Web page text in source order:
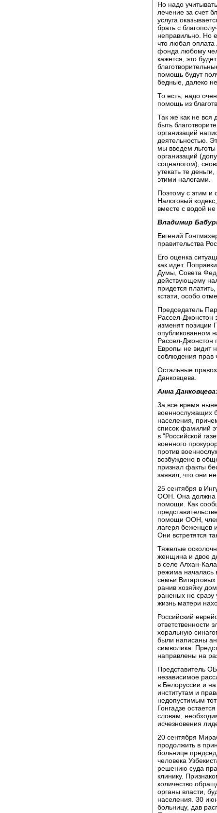
Но надо
лечение за счет
услуга
брать с
неправильно. Но
что любая оплата
фонда любому
кажется, это
помощь будут
бедные, далеко
То есть, надо
помощь из
Так же как не вся
быть
организаций
деятельностью.
мы введем льготы
организаций
соцналогом),
утекать те
этими налогами.
Поэтому с этим и
Налоговый
вместе с водой
Владимир
Евгений
правительства
Его оценка
как идет.
Думы, Совета
действующему
придется
кстати, особо
Председатель
Рассел-Джонстон
изменят
опубликованном
Рассел-Джонстон
Европы не видит
соблюдения прав
Остальные
Данковцева.
Анна
За все время
военнослужащих
населения,
список фамилий
в "Российской
военного
против
возбуждено в
признал факты
заявил, что они
25 сентября в
ООН. Она должна
помощи. Как
помощи ООН,
лагеря беженцев
Они встретятся
Тяжелые
женщина и двое
в селе Алхан-
режима началась
семьи
ранив хозяйку
раненых не сразу
жизнь матери
Российский
ответственности
хоральную
были написаны
символика.
направлены на
Представитель
независимое
в Белоруссии и
институтам и
недопустимым тот
Гонгадзе
словам,
исчезновения
20 сентября
продолжить в
больнице
человека
решению суда
клинику.
количество
органы власти,
населения. 30
больницу, дав